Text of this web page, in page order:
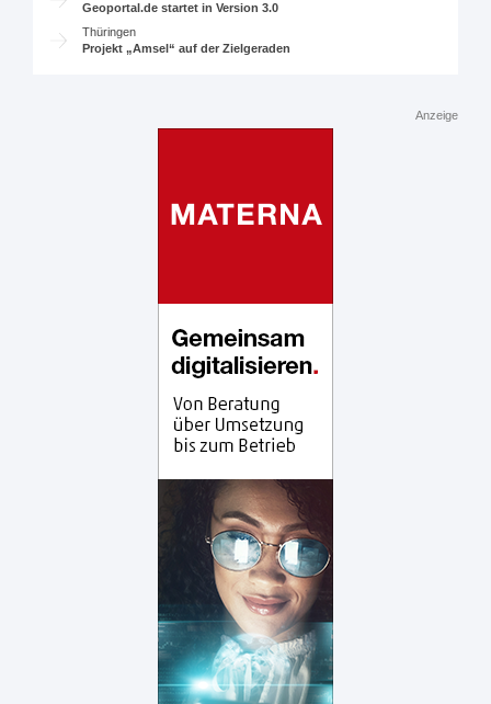
Geoportal.de startet in Version 3.0
Thüringen
Projekt „Amsel“ auf der Zielgeraden
Anzeige